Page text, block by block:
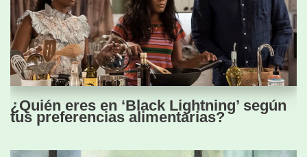
¿Quién eres en ‘Black Lightning’ según
tus preferencias alimentarias?